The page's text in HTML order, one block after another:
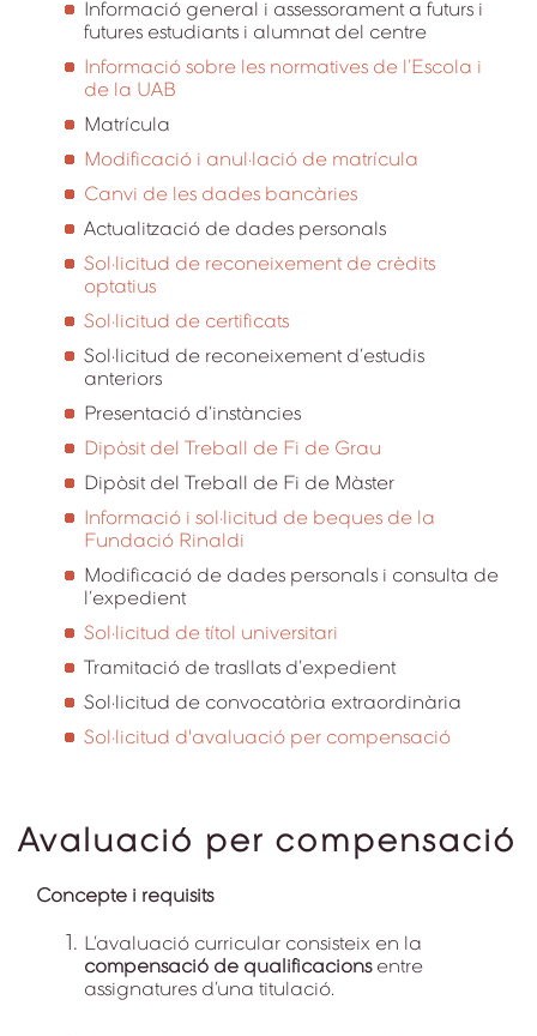
Informació general i assessorament a futurs i
futures estudiants i alumnat del centre
Informació sobre les normatives de l’Escola i
de la UAB
Matrícula
Modificació i anul·lació de matrícula
Canvi de les dades bancàries
Actualització de dades personals
Sol·licitud de reconeixement de crèdits
optatius
Sol·licitud de certificats
Sol·licitud de reconeixement d’estudis
anteriors
Presentació d’instàncies
Dipòsit del Treball de Fi de Grau
Dipòsit del Treball de Fi de Màster
Informació i sol·licitud de beques de la
Fundació Rinaldi
Modificació de dades personals i consulta de
l’expedient
Sol·licitud de títol universitari
Tramitació de trasllats d’expedient
Sol·licitud de convocatòria extraordinària
Sol·licitud d'avaluació per compensació
Avaluació per compensació
Concepte i requisits
L’avaluació curricular consisteix en la
compensació de qualificacionsentre
assignatures d’una titulació.